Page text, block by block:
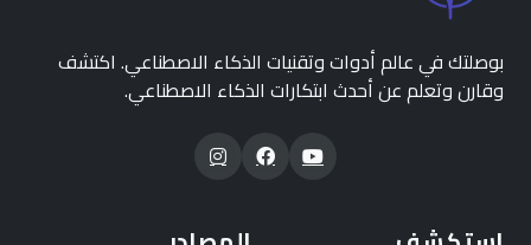
بوصلتك في عالم أدوات وتقنيات الذكاء الاصطناعي. اكتشف
وقارن وتعلم عن أحدث ابتكارات الذكاء الاصطناعي.